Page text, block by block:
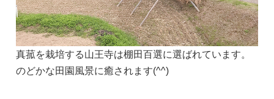
真菰を栽培する山王寺は棚田百選に選ばれています。
のどかな田園風景に癒されます(^^)